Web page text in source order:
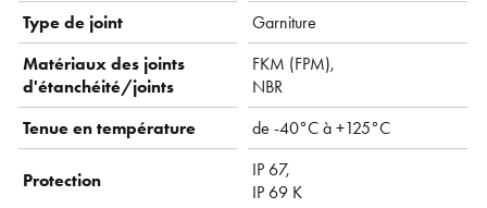
Type de joint
Garniture
Matériaux des joints
d'étanchéité/joints
FKM (FPM),
NBR
Tenue en température
de -40°C à +125°C
Protection
IP 67,
IP 69 K